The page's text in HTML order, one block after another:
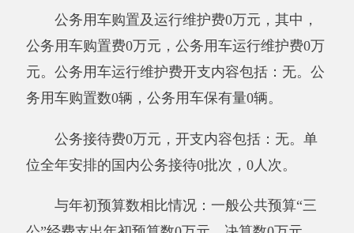
我单位本年度无政府性基金预算财政拨款收
入支出，政府性基金预算财政拨款收入支出决算
表为空表。
九、其他重要事项的情况说明
（一）机关运行经费支出情况
新疆阿克陶县皮拉力乡第一中学（事业单
位）日常公用经费8.91万元，比上年增加8.91万